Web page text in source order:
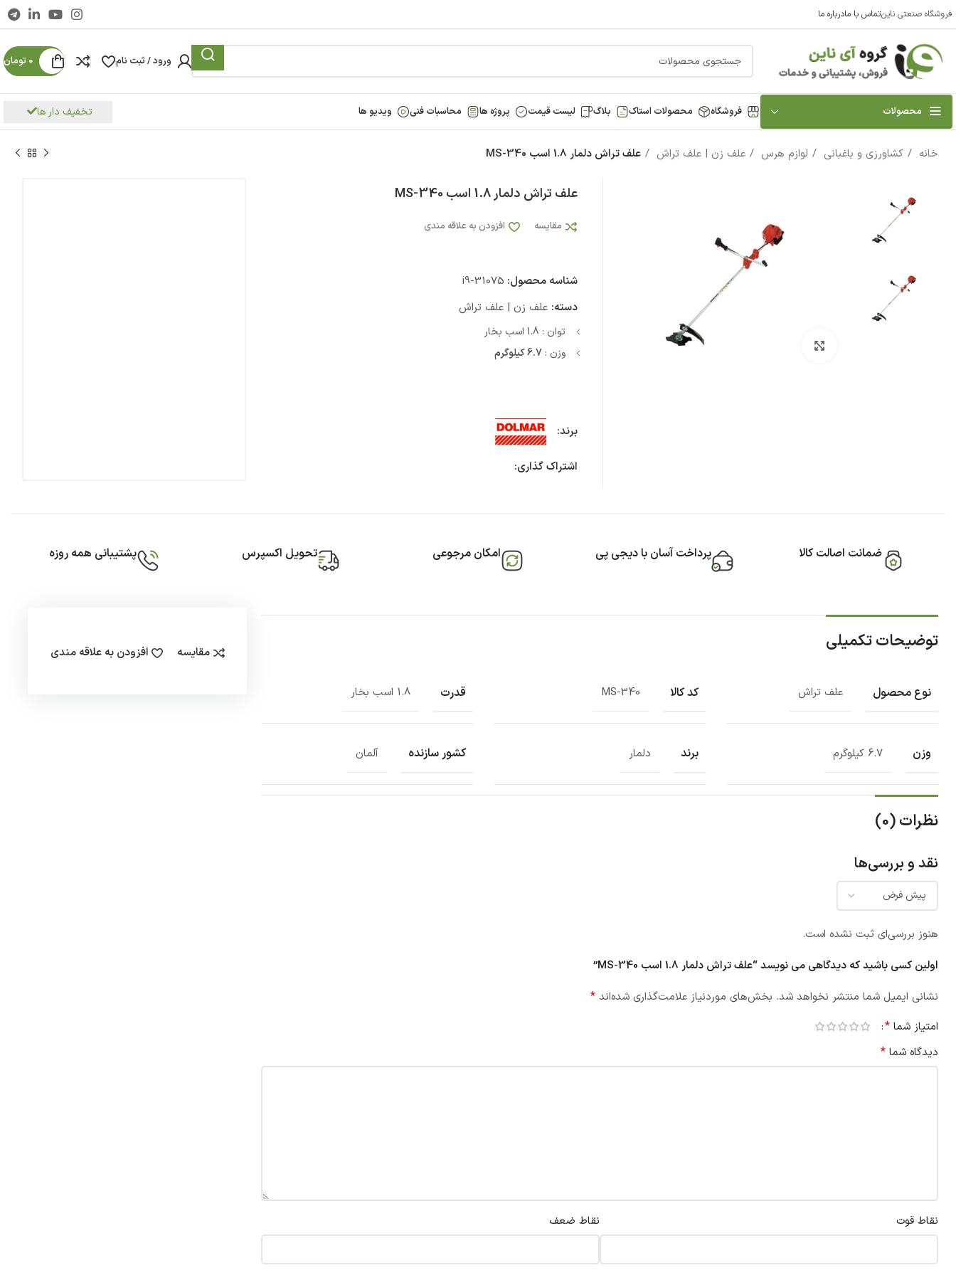
فروشگاه صنعتی ناینتماس با مادرباره ما
ورود / ثبت نام 0 تومان
محصولات فروشگاه محصولات استاک بلاگ لیست قیمت پروژه ها محاسبات فنی ویدیو ها تخفیف دار ها
خانه کشاورزی و باغبانی لوازم هرس علف زن | علف تراش علف تراش دلمار 1.8 اسب MS-340
علف تراش دلمار 1.8 اسب MS-340
مقایسه افزودن به علاقه مندی
شناسه محصول: i9-31075
دسته: علف زن | علف تراش
توان : 1.8 اسب بخار
وزن :6.7 کیلوگرم
برند:
اشتراک گذاری:
ضمانت اصالت کالا پرداخت آسان با دیجی پی امکان مرجوعی تحویل اکسپرس پشتیبانی همه روزه
توضیحات تکمیلی
نوع محصول علف تراش کد کالا MS-340 قدرت 1.8 اسب بخار
وزن 6.7 کیلوگرم برند دلمار کشور سازنده آلمان
نظرات (0)
نقد و بررسی‌ها
هنوز بررسی‌ای ثبت نشده است.
اولین کسی باشید که دیدگاهی می نویسد “علف تراش دلمار 1.8 اسب MS-340”
نشانی ایمیل شما منتشر نخواهد شد. بخش‌های موردنیاز علامت‌گذاری شده‌اند *
امتیاز شما *
دیدگاه شما *
نقاط قوت نقاط ضعف
مقایسه افزودن به علاقه مندی